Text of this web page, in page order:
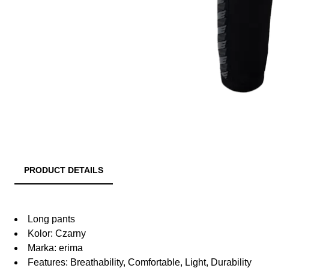
PRODUCT DETAILS
Long pants
Kolor: Czarny
Marka: erima
Features: Breathability, Comfortable, Light, Durability